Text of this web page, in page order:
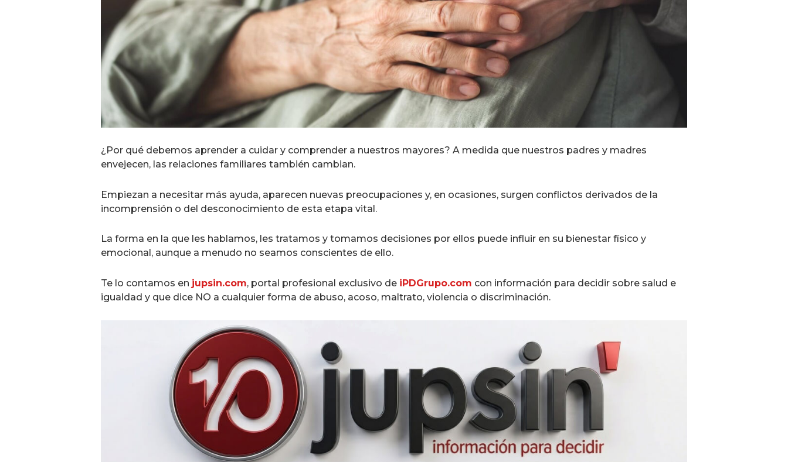
¿Por qué debemos aprender a cuidar y comprender a nuestros mayores? A medida que nuestros padres y madres
envejecen, las relaciones familiares también cambian.
Empiezan a necesitar más ayuda, aparecen nuevas preocupaciones y, en ocasiones, surgen conflictos derivados de la
incomprensión o del desconocimiento de esta etapa vital.
La forma en la que les hablamos, les tratamos y tomamos decisiones por ellos puede influir en su bienestar físico y
emocional, aunque a menudo no seamos conscientes de ello.
Te lo contamos en jupsin.com, portal profesional exclusivo de iPDGrupo.com con información para decidir sobre salud e
igualdad y que dice NO a cualquier forma de abuso, acoso, maltrato, violencia o discriminación.